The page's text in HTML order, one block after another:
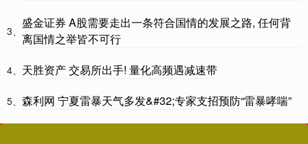
3、
盛金证券 A股需要走出一条符合国情的发展之路, 任何背
离国情之举皆不可行
4、 天胜资产 交易所出手! 量化高频遇减速带
5、 森利网 宁夏雷暴天气多发&#32;专家支招预防“雷暴哮喘”